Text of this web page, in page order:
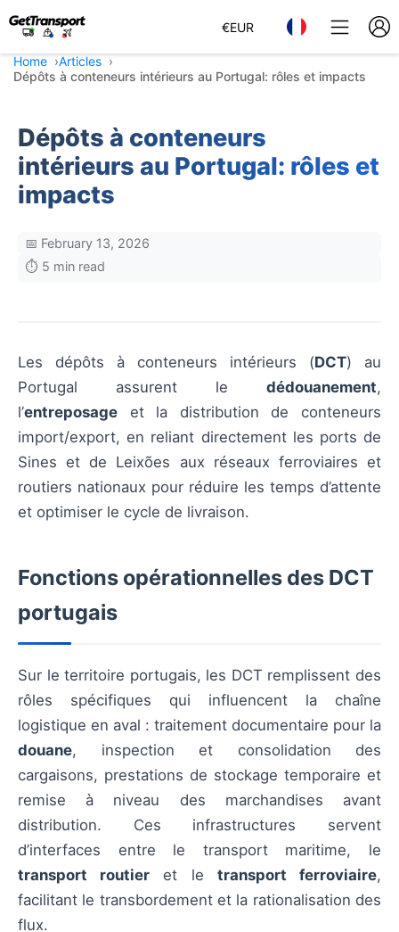
€EUR
Home
Articles
Dépôts à conteneurs intérieurs au Portugal: rôles et impacts
Dépôts à conteneurs
intérieurs au Portugal: rôles et
impacts
📅 February 13, 2026
⏱️ 5 min read
Les dépôts à conteneurs intérieurs (DCT) au
Portugal assurent le dédouanement,
l’entreposage et la distribution de conteneurs
import/export, en reliant directement les ports de
Sines et de Leixões aux réseaux ferroviaires et
routiers nationaux pour réduire les temps d’attente
et optimiser le cycle de livraison.
Fonctions opérationnelles des DCT
portugais
Sur le territoire portugais, les DCT remplissent des
rôles spécifiques qui influencent la chaîne
logistique en aval : traitement documentaire pour la
douane, inspection et consolidation des
cargaisons, prestations de stockage temporaire et
remise à niveau des marchandises avant
distribution. Ces infrastructures servent
d’interfaces entre le transport maritime, le
transport routier et le transport ferroviaire,
facilitant le transbordement et la rationalisation des
flux.